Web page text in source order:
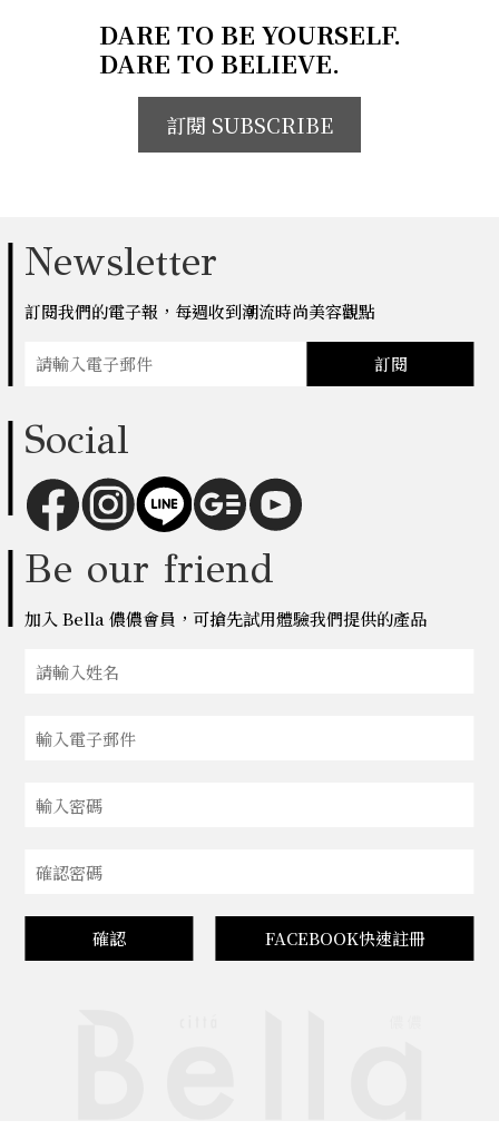
DARE TO BE YOURSELF.
DARE TO BELIEVE.
訂閱 SUBSCRIBE
Newsletter
訂閱我們的電子報，每週收到潮流時尚美容觀點
訂閱
Social
Be our friend
加入 Bella 儂儂會員，可搶先試用體驗我們提供的產品
確認 FACEBOOK快速註冊